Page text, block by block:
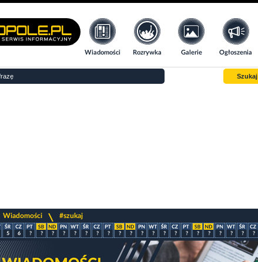
Wiadomości Rozrywka Galerie Ogłoszenia
Szukaj
Wiadomości #szukaj
5 6 ? ? ? ? ? ? ? ? ? ? ? ? ? ? ? ? ? ? ? ? ?